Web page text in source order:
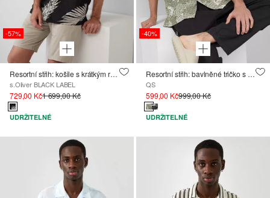
-57%
Resortní střih: košile s krátkým rukávem ze směsi viskózy
s.Oliver BLACK LABEL
729,00 Kč1 699,00 Kč
UDRŽITELNÉ
-40%
Resortní střih: bavlněné tričko s celoplošným potiskem
QS
599,00 Kč999,00 Kč
UDRŽITELNÉ